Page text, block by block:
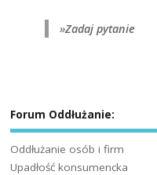
»Zadaj pytanie
Forum Oddłużanie:
Oddłużanie osób i firm
Upadłość konsumencka